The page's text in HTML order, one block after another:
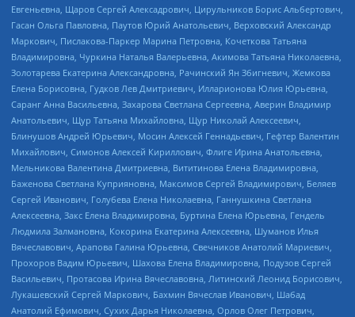
Евгеньевна, Щаров Сергей Алексадрович, Цирульников Борис Альбертович,
Гасан Ольга Павловна, Паутов Юрий Анатольевич, Верховский Александр
Маркович, Пислакова-Паркер Марина Петровна, Кочеткова Татьяна
Владимировна, Чуркина Наталья Валерьевна, Акимова Татьяна Николаевна,
Золотарева Екатерина Александровна, Рачинский Ян Збигневич, Жемкова
Елена Борисовна, Гудков Лев Дмитриевич, Илларионова Юлия Юрьевна,
Саранг Анна Васильевна, Захарова Светлана Сергеевна, Аверин Владимир
Анатольевич, Щур Татьяна Михайловна, Щур Николай Алексеевич,
Блинушов Андрей Юрьевич, Мосин Алексей Геннадьевич, Гефтер Валентин
Михайлович, Симонов Алексей Кириллович, Флиге Ирина Анатольевна,
Мельникова Валентина Дмитриевна, Вититинова Елена Владимировна,
Баженова Светлана Куприяновна, Максимов Сергей Владимирович, Беляев
Сергей Иванович, Голубева Елена Николаевна, Ганнушкина Светлана
Алексеевна, Закс Елена Владимировна, Буртина Елена Юрьевна, Гендель
Людмила Залмановна, Кокорина Екатерина Алексеевна, Шуманов Илья
Вячеславович, Арапова Галина Юрьевна, Свечников Анатолий Мариевич,
Прохоров Вадим Юрьевич, Шахова Елена Владимировна, Подузов Сергей
Васильевич, Протасова Ирина Вячеславовна, Литинский Леонид Борисович,
Лукашевский Сергей Маркович, Бахмин Вячеслав Иванович, Шабад
Анатолий Ефимович, Сухих Дарья Николаевна, Орлов Олег Петрович,